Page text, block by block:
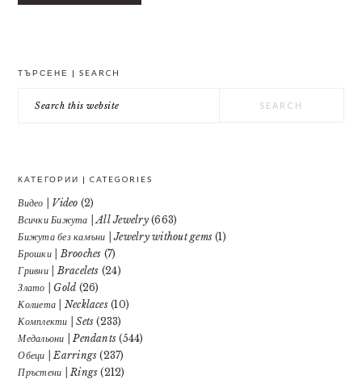
ТЪРСЕНЕ | SEARCH
this
КАТЕГОРИИ | CATEGORIES
Видео | Video (2)
Всички Бижута | All Jewelry(663)
Бижута без камъни | Jewelry without gems (1)
Брошки | Brooches (7)
Гривни | Bracelets (24)
Злато | Gold (26)
Колиета | Necklaces(10)
Комплекти | Sets (233)
Медальони | Pendants (544)
Обеци | Earrings (237)
Пръстени | Rings (212)